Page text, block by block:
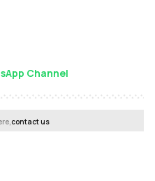
Channel
contact us